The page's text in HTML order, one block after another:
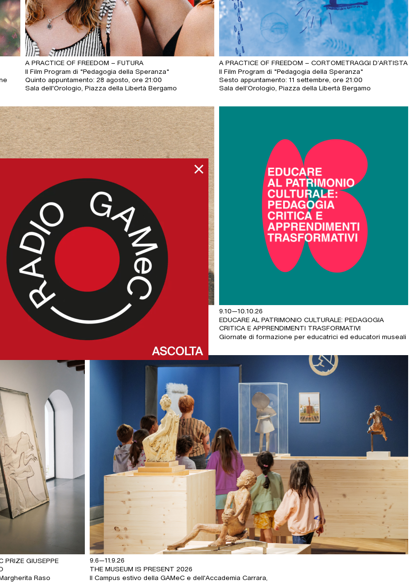
A PRACTICE OF FREEDOM – FUTURA
Il Film Program di "Pedagogia della Speranza"
Quinto appuntamento: 28 agosto, ore 21:00
Sala dell'Orologio, Piazza della Libertà Bergamo
A PRACTICE OF FREEDOM – CORTOMETRAGGI D’ARTISTA
Il Film Program di "Pedagogia della Speranza"
Sesto appuntamento: 11 settembre, ore 21:00
Sala dell’Orologio, Piazza della Libertà Bergamo
– ALESSANDRA FERRINI e SILVIA SEMENZIN
/ Alessandra Ferrini
GAMeC e Performance-Lecture da Performatorio
/ Silvia Semenzin
della Ragione
9.10—10.10.26
EDUCARE AL PATRIMONIO CULTURALE: PEDAGOGIA
CRITICA E APPRENDIMENTI TRASFORMATIVI
Giornate di formazione per educatrici ed educatori museali
PRIZE GIUSEPPE
Raso
9.6—11.9.26
THE MUSEUM IS PRESENT 2026
Il Campus estivo della GAMeC e dell'Accademia Carrara,